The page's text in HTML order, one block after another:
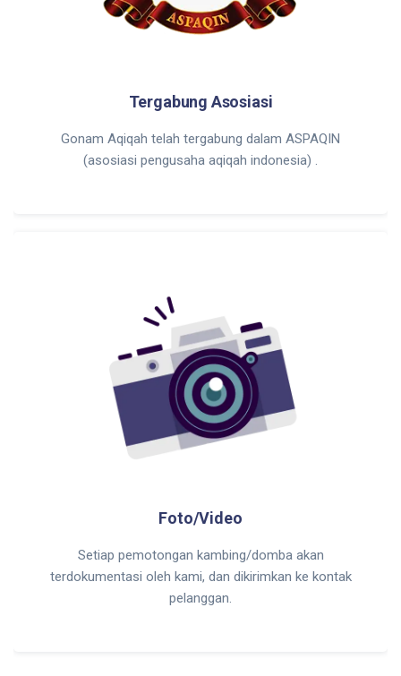
Tergabung Asosiasi
Gonam Aqiqah telah tergabung dalam ASPAQIN
(asosiasi pengusaha aqiqah indonesia) .
Foto/Video
Setiap pemotongan kambing/domba akan
terdokumentasi oleh kami, dan dikirimkan ke kontak
pelanggan.